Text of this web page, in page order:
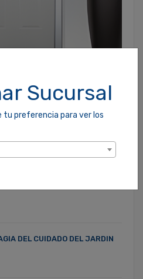
Sucursal
tu preferencia para ver los
DEL CUIDADO DEL JARDIN